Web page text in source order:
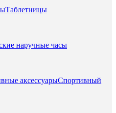
Таблетницы
наручные часы
аксессуарыСпортивный